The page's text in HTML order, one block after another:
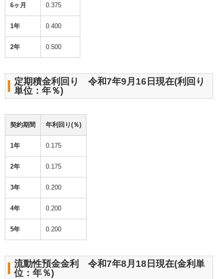
6ヶ月 0.375
1年 0.400
2年 0.500
定期積金利回り 令和7年9月16日現在(利回り
単位：年％)
契約期間 年利回り(％)
1年 0.175
2年 0.175
3年 0.200
4年 0.200
5年 0.200
流動性預金金利 令和7年8月18日現在(金利単
位：年％)